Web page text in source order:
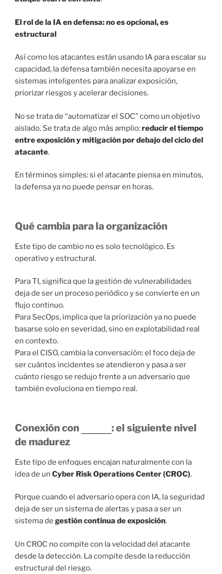
El rol de la IA en defensa: no es opcional, es
estructural
Así como los atacantes están usando IA para escalar su
capacidad, la defensa también necesita apoyarse en
sistemas inteligentes para analizar exposición,
priorizar riesgos y acelerar decisiones.
No se trata de “automatizar el SOC” como un objetivo
aislado. Se trata de algo más amplio:reducir el tiempo
entre exposición y mitigación por debajo del ciclo del
atacante.
En términos simples: si el atacante piensa en minutos,
la defensa ya no puede pensar en horas.
Qué cambia para la organización
Este tipo de cambio no es solo tecnológico. Es
operativo y estructural.
Para TI, significa que la gestión de vulnerabilidades
deja de ser un proceso periódico y se convierte en un
flujo continuo.
Para SecOps, implica que la priorización ya no puede
basarse solo en severidad, sino en explotabilidad real
en contexto.
Para el CISO, cambia la conversación: el foco deja de
ser cuántos incidentes se atendieron y pasa a ser
cuánto riesgo se redujo frente a un adversario que
también evoluciona en tiempo real.
Conexión con
: el siguiente nivel
de madurez
Este tipo de enfoques encajan naturalmente con la
idea de un Cyber Risk Operations Center (CROC).
Porque cuando el adversario opera con IA, la seguridad
deja de ser un sistema de alertas y pasa a ser un
sistema de gestión continua de exposición.
Un CROC no compite con la velocidad del atacante
desde la detección. La compite desde la reducción
estructural del riesgo.